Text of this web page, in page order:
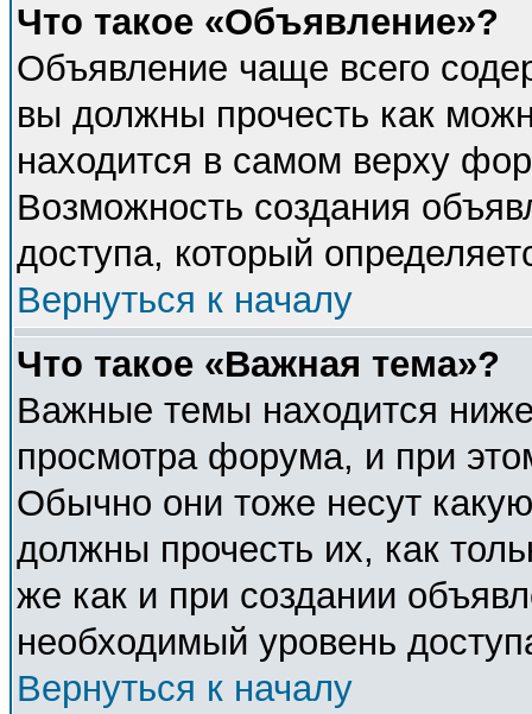
Что такое «Объявление»?
Объявление чаще всего
вы должны прочесть как
находится в самом верху
Возможность создания
доступа, который
Вернуться к началу
Что такое «Важная тема»?
Важные темы находится
просмотра форума, и при
Обычно они тоже несут
должны прочесть их, как
же как и при создании
необходимый уровень
Вернуться к началу